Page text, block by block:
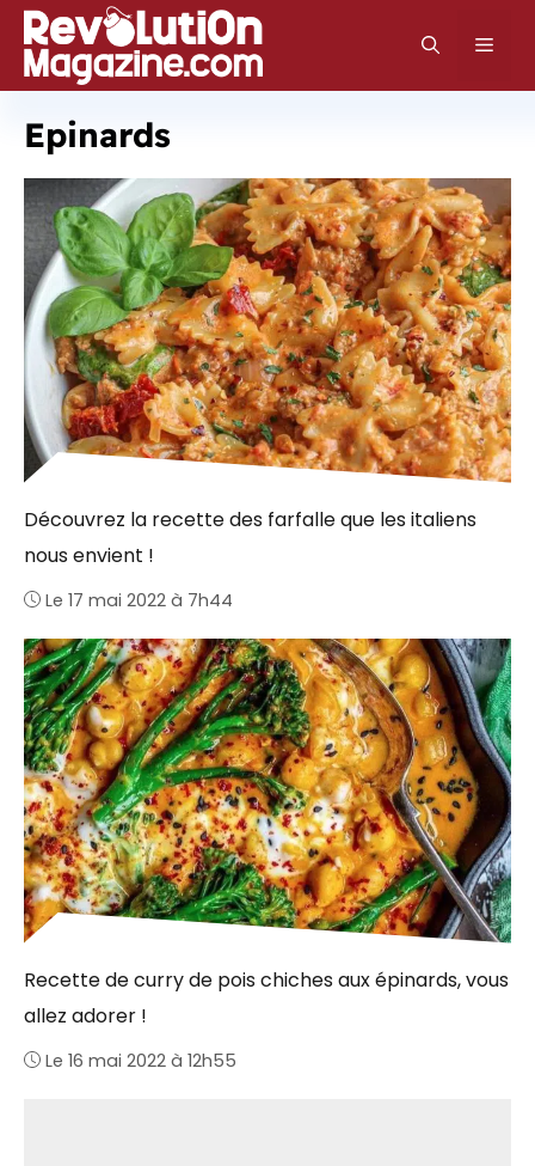
Aller
au
contenu
Epinards
Découvrez la recette des farfalle que les italiens
nous envient !
Le 17 mai 2022 à 7h44
Recette de curry de pois chiches aux épinards, vous
allez adorer !
Le 16 mai 2022 à 12h55